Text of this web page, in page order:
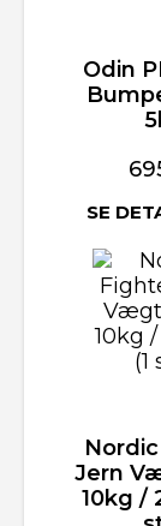
Odin
SE
Jern
10kg /